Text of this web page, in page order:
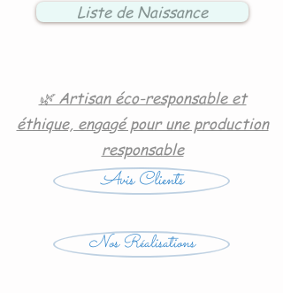
Liste de Naissance
🌿 Artisan éco-responsable et
éthique, engagé pour une production
responsable
Avis Clients
Nos Réalisations